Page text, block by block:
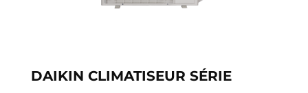
DAIKIN CLIMATISEUR SÉRIE